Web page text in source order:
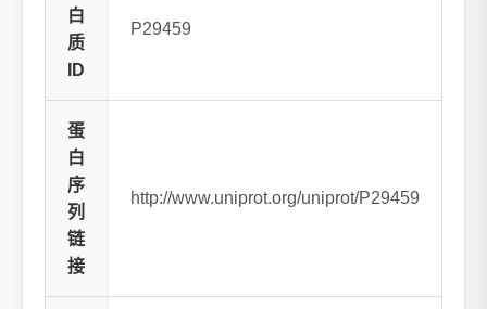
白
质
ID
P29459
蛋
白
序
列
链
接
http://www.uniprot.org/uniprot/P29459